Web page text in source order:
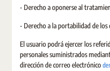
- Derecho a oponerse al
- Derecho a la portabilidad de los
El usuario podrá ejercer los
personales suministrados
dirección de correo electrónico